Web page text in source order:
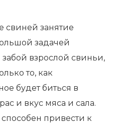
свиней занятие
задачей
взрослой свиньи,
то, как
будет биться в
и вкус мяса и сала.
привести к